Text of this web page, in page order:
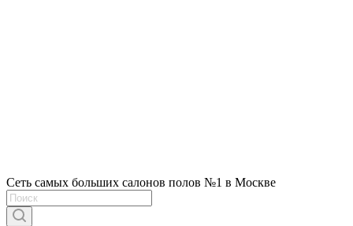
Сеть самых больших салонов полов №1 в Москве